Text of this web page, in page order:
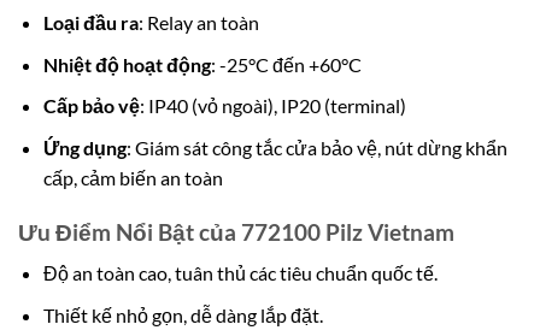
Loại đầu ra: Relay an toàn
Nhiệt độ hoạt động: -25°C đến +60°C
Cấp bảo vệ: IP40 (vỏ ngoài), IP20 (terminal)
Ứng dụng: Giám sát công tắc cửa bảo vệ, nút dừng khẩn
cấp, cảm biến an toàn
Ưu Điểm Nổi Bật của 772100 Pilz Vietnam
Độ an toàn cao, tuân thủ các tiêu chuẩn quốc tế.
Thiết kế nhỏ gọn, dễ dàng lắp đặt.